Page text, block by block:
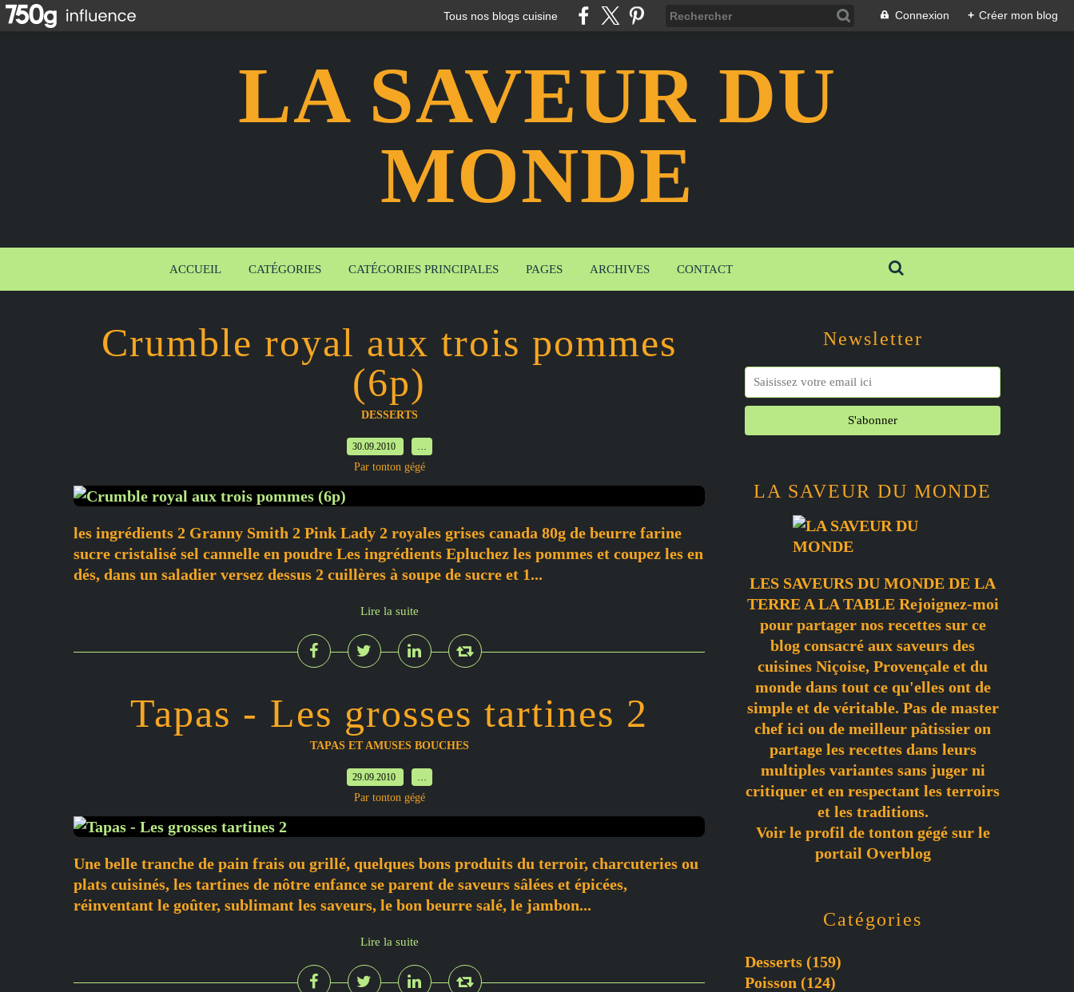
Tous nos blogs cuisine Connexion + Créer mon blog
LA SAVEUR DU
MONDE
ACCUEIL CATÉGORIES CATÉGORIES PRINCIPALES PAGES ARCHIVES CONTACT
Crumble royal aux trois pommes
(6p)
DESSERTS
30.09.2010 …
Par tonton gégé
les ingrédients 2 Granny Smith 2 Pink Lady 2 royales grises canada 80g de beurre farine
sucre cristalisé sel cannelle en poudre Les ingrédients Epluchez les pommes et coupez les en
dés, dans un saladier versez dessus 2 cuillères à soupe de sucre et 1...
Lire la suite
Tapas - Les grosses tartines 2
TAPAS ET AMUSES BOUCHES
29.09.2010 …
Par tonton gégé
Une belle tranche de pain frais ou grillé, quelques bons produits du terroir, charcuteries ou
plats cuisinés, les tartines de nôtre enfance se parent de saveurs sâlées et épicées,
réinventant le goûter, sublimant les saveurs, le bon beurre salé, le jambon...
Lire la suite
Newsletter
Catégories
Desserts (159)
Poisson (124)
LA SAVEUR DU MONDE
LES SAVEURS DU MONDE DE LA
TERRE A LA TABLE Rejoignez-moi
pour partager nos recettes sur ce
blog consacré aux saveurs des
cuisines Niçoise, Provençale et du
monde dans tout ce qu'elles ont de
simple et de véritable. Pas de master
chef ici ou de meilleur pâtissier on
partage les recettes dans leurs
multiples variantes sans juger ni
critiquer et en respectant les terroirs
et les traditions.
Voir le profil de tonton gégésur le
portail Overblog